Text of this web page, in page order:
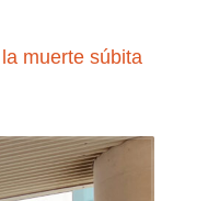
muerte súbita